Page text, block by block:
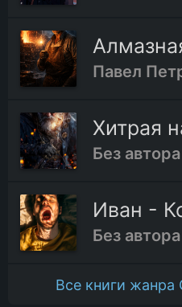
Павел
Хитрая
Иван -
Все книги жанра